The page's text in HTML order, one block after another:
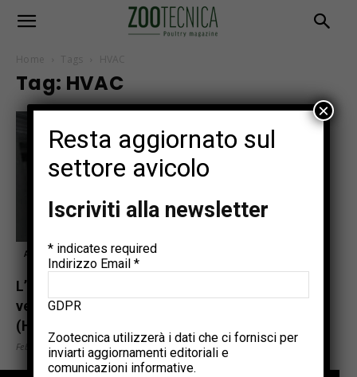
Home Tags HVAC
Tag: HVAC
Articoli tecnici
L’importanza del sistema di riscaldamento,
ventilazione e condizionamento dell’aria
(HVAC) nell’incubazione...
Febbraio 22, 2021
Resta aggiornato sul
settore avicolo
Iscriviti alla newsletter
* indicates required
Indirizzo Email *
GDPR
Zootecnica utilizzerà i dati che ci fornisci per
inviarti aggiornamenti editoriali e
comunicazioni informative.
×